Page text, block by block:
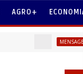
AGRO+
MENSAGEM DIA DOS